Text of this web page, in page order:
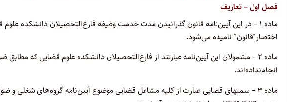
‌فصل اول – تعاریف
اختصار”‌قانون” نامیده می‌شود.
‌ماده ۲ – مشمولان این آیین‌نامه عبارتند از فارغ‌التحصیلان دانشکده علوم قضایی که
انجام‌نداده‌اند.
‌ماده ۳ – سمتهای قضایی عبارت از کلیه مشاغل قضایی موضوع آیین‌نامه گروه‌های شغلی و